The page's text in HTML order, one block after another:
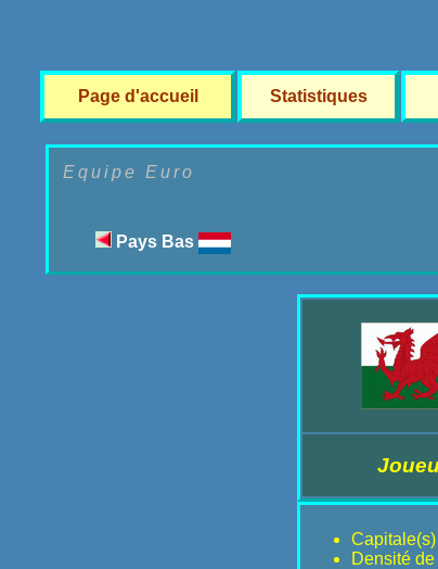
Page d'accueil Statistiques
Equipe Euro
Pays Bas
Densité